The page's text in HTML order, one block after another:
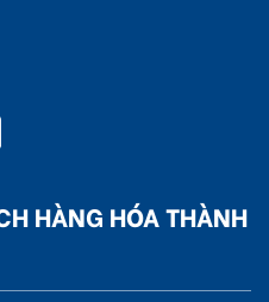
HÀNG HÓA THÀNH